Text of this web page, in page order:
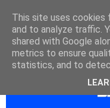
This site uses cookies
and to analyze traffic.
shared with Google
metrics to ensure
statistics, and to